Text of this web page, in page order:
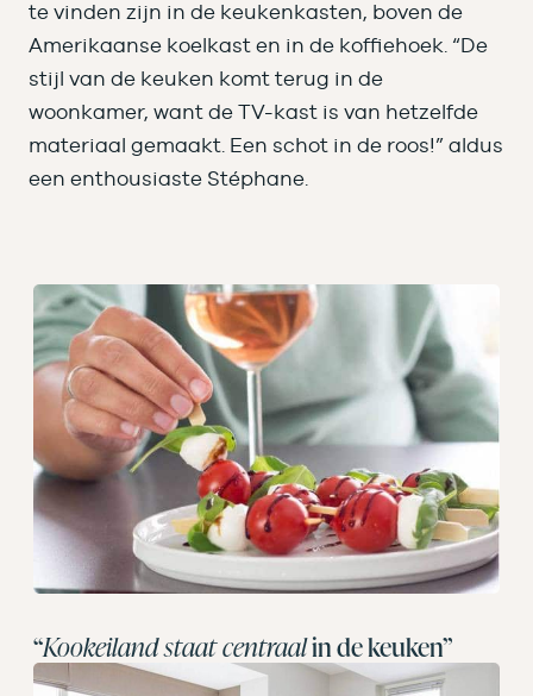
te vinden zijn in de keukenkasten, boven de
Amerikaanse koelkast en in de koffiehoek. “De
stijl van de keuken komt terug in de
woonkamer, want de TV-kast is van hetzelfde
materiaal gemaakt. Een schot in de roos!” aldus
een enthousiaste Stéphane.
“Kookeiland staat centraalin de keuken”